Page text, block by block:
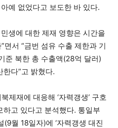
예 없었다고 보도한 바 있다.
생에 대한 제재 영향은 시간을
면서 “금번 섬유 수출 제한과 기
준 북한 총 수출액(28억 달러)
다”고 밝혔다.
제재에 대응해 ‘자력갱생’ 구호
고 있다고 분석했다. 통일부
월 18일자)에 ‘자력갱생 대진